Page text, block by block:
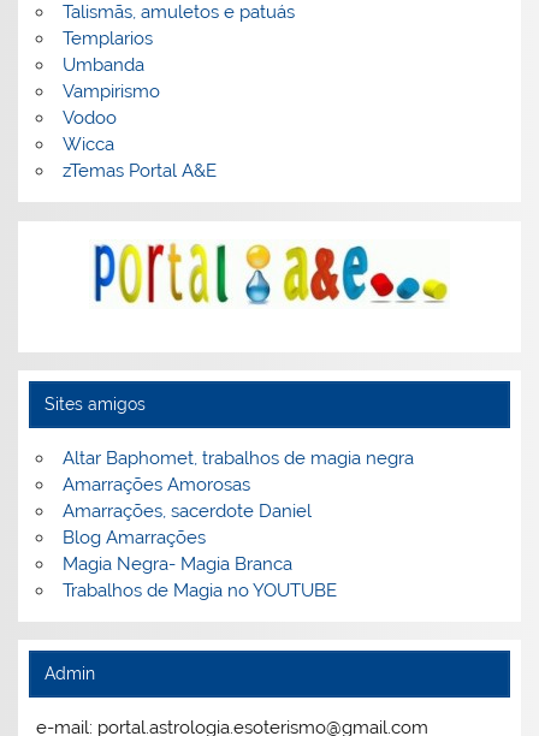
Talismãs, amuletos e patuás
Templarios
Umbanda
Vampirismo
Vodoo
Wicca
zTemas Portal A&E
Sites amigos
Altar Baphomet, trabalhos de magia negra
Amarrações Amorosas
Amarrações, sacerdote Daniel
Blog Amarrações
Magia Negra- Magia Branca
Trabalhos de Magia no YOUTUBE
Admin
e-mail: portal.astrologia.esoterismo@gmail.com